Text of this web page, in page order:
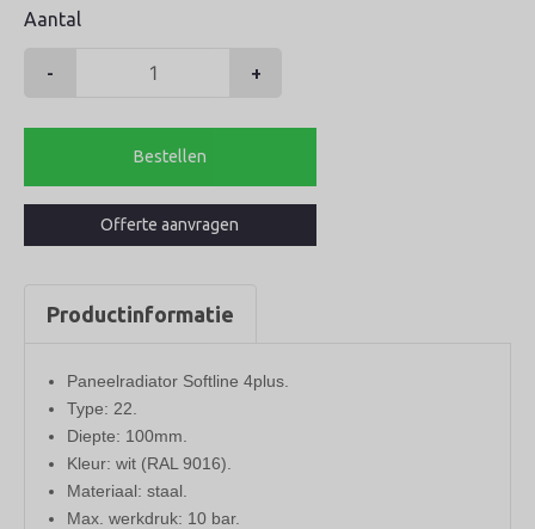
Aantal
-
22-
softline
2750watt
+
Bestellen
Offerte aanvragen
Productinformatie
Paneelradiator Softline 4plus.
Type: 22.
Diepte: 100mm.
Kleur: wit (RAL 9016).
Materiaal: staal.
Max. werkdruk: 10 bar.